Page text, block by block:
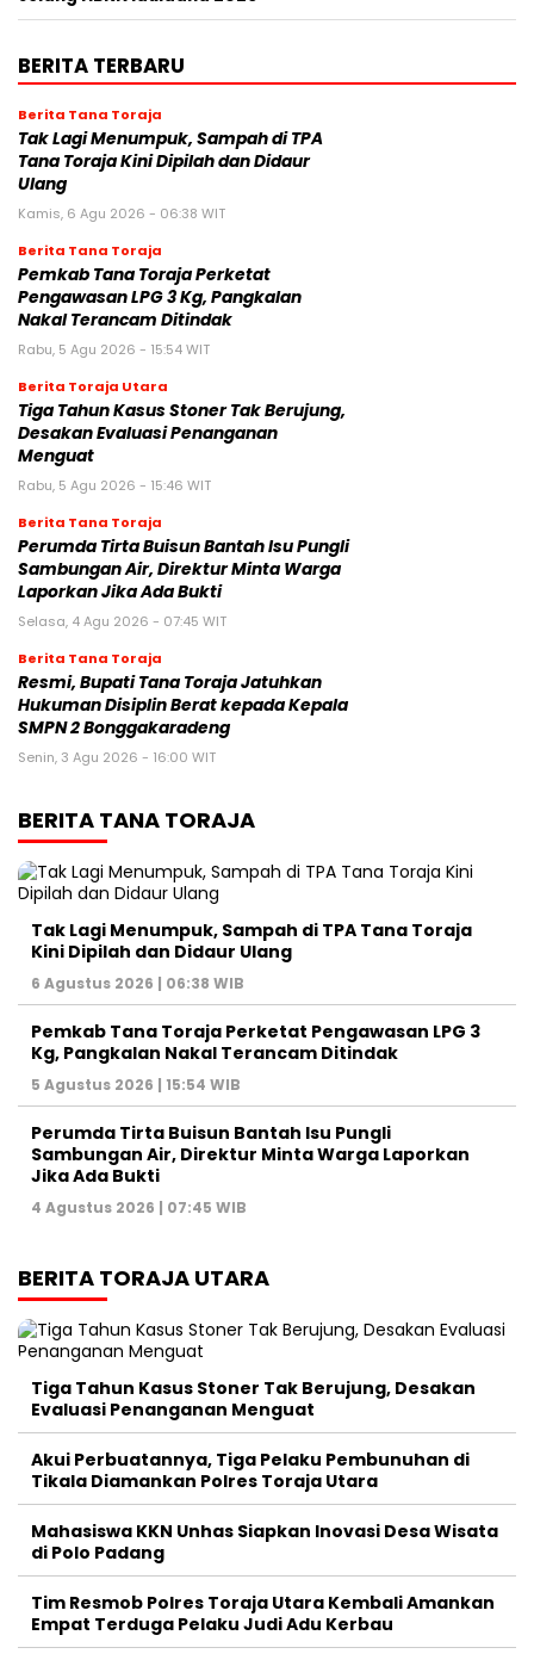
BERITA TERBARU
Berita Tana Toraja
Tak Lagi Menumpuk, Sampah di TPA
Tana Toraja Kini Dipilah dan Didaur
Ulang
Kamis, 6 Agu 2026 - 06:38 WIT
Berita Tana Toraja
Pemkab Tana Toraja Perketat
Pengawasan LPG 3 Kg, Pangkalan
Nakal Terancam Ditindak
Rabu, 5 Agu 2026 - 15:54 WIT
Berita Toraja Utara
Tiga Tahun Kasus Stoner Tak Berujung,
Desakan Evaluasi Penanganan
Menguat
Rabu, 5 Agu 2026 - 15:46 WIT
Berita Tana Toraja
Perumda Tirta Buisun Bantah Isu Pungli
Sambungan Air, Direktur Minta Warga
Laporkan Jika Ada Bukti
Selasa, 4 Agu 2026 - 07:45 WIT
Berita Tana Toraja
Resmi, Bupati Tana Toraja Jatuhkan
Hukuman Disiplin Berat kepada Kepala
SMPN 2 Bonggakaradeng
Senin, 3 Agu 2026 - 16:00 WIT
BERITA TANA TORAJA
Tak Lagi Menumpuk, Sampah di TPA Tana Toraja
Kini Dipilah dan Didaur Ulang
6 Agustus 2026 | 06:38 WIB
Pemkab Tana Toraja Perketat Pengawasan LPG 3
Kg, Pangkalan Nakal Terancam Ditindak
5 Agustus 2026 | 15:54 WIB
Perumda Tirta Buisun Bantah Isu Pungli
Sambungan Air, Direktur Minta Warga Laporkan
Jika Ada Bukti
4 Agustus 2026 | 07:45 WIB
BERITA TORAJA UTARA
Tiga Tahun Kasus Stoner Tak Berujung, Desakan
Evaluasi Penanganan Menguat
Akui Perbuatannya, Tiga Pelaku Pembunuhan di
Tikala Diamankan Polres Toraja Utara
Mahasiswa KKN Unhas Siapkan Inovasi Desa Wisata
di Polo Padang
Tim Resmob Polres Toraja Utara Kembali Amankan
Empat Terduga Pelaku Judi Adu Kerbau